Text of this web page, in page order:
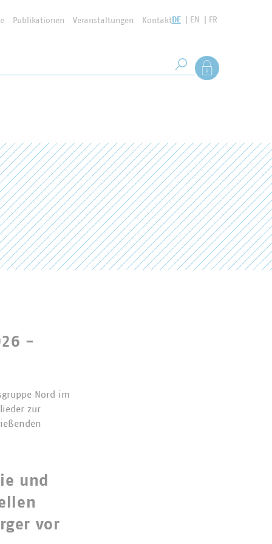
Publikationen Veranstaltungen KontaktDE EN FR
Suche starten
Als Mitglied
-
Nord im
zur
und
vor